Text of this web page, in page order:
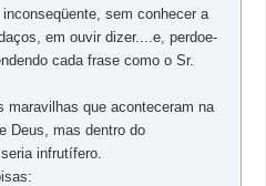
sem conhecer a
em ouvir dizer....e, perdoe-
cada frase como o Sr.
maravilhas que aconteceram na
Deus, mas dentro do
infrutífero.